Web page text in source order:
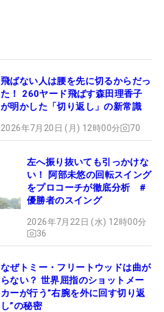
飛ばない人は腰を先に切るからだっ
た！ 260ヤード飛ばす森田理香子
が明かした「切り返し」の新常識
2026年7月20日 (月) 12時00分 70
左へ振り抜いても引っかけな
い！ 阿部未悠の回転スイング
をプロコーチが徹底分析 #
優勝者のスイング
2026年7月22日 (水) 12時00分
36
なぜトミー・フリートウッドは曲が
らない？ 世界屈指のショットメー
カーが行う”右腕を外に回す切り返
し”の秘密